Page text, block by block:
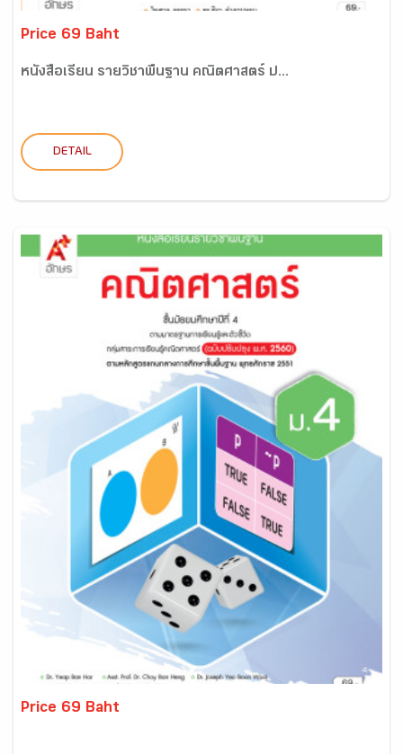
Price 69 Baht
หนังสือเรียน รายวิชาพื้นฐาน คณิตศาสตร์ ป...
DETAIL
Price 69 Baht